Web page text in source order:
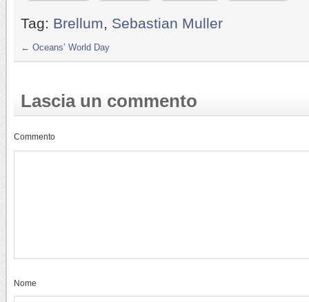
Tag: Brellum, Sebastian Muller
← Oceans’ World Day
Lascia un commento
Commento
Nome